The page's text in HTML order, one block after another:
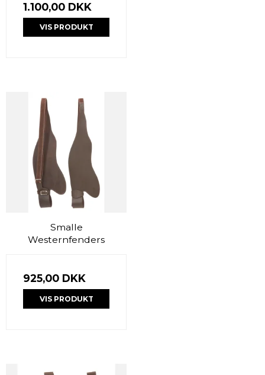
1.100,00 DKK
VIS PRODUKT
Smalle
Westernfenders
925,00 DKK
VIS PRODUKT